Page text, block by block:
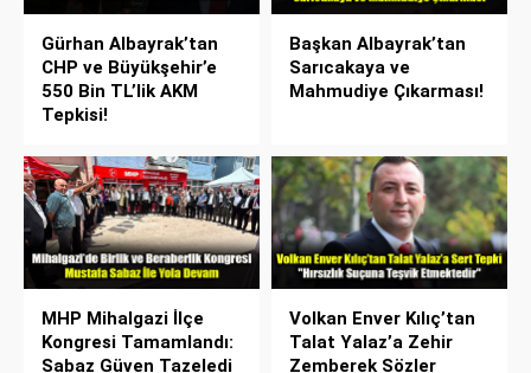
Gürhan Albayrak’tan
CHP ve Büyükşehir’e
550 Bin TL’lik AKM
Tepkisi!
Başkan Albayrak’tan
Sarıcakaya ve
Mahmudiye Çıkarması!
MHP Mihalgazi İlçe
Kongresi Tamamlandı:
Sabaz Güven Tazeledi
Volkan Enver Kılıç’tan
Talat Yalaz’a Zehir
Zemberek Sözler